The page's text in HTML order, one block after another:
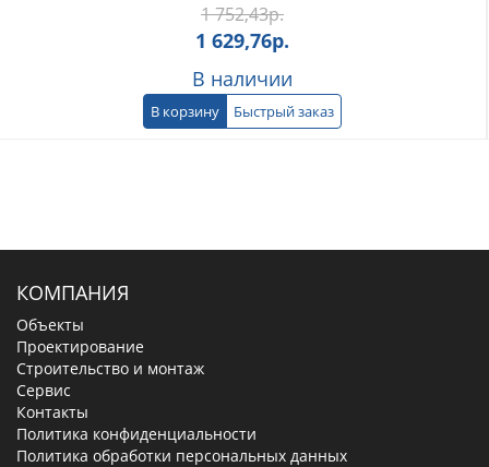
1 752,43р.
1 629,76р.
В наличии
В корзину Быстрый заказ
КОМПАНИЯ
Объекты
Проектирование
Строительство и монтаж
Сервис
Контакты
Политика конфиденциальности
Политика обработки персональных данных